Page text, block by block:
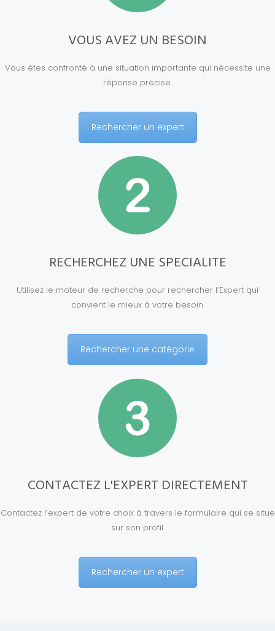
VOUS AVEZ UN BESOIN
Vous êtes confronté à une situation importante qui nécessite une
réponse précise.
Rechercher un expert
RECHERCHEZ UNE SPECIALITE
Utilisez le moteur de recherche pour rechercher l’Expert qui
convient le mieux à votre besoin.
Rechercher une catégorie
CONTACTEZ L'EXPERT DIRECTEMENT
Contactez l’expert de votre choix à travers le formulaire qui se situe
sur son profil.
Rechercher un expert